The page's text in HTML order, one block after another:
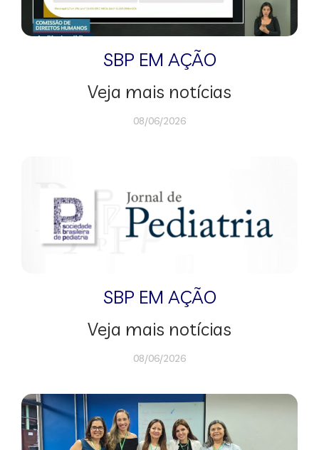
SBP EM AÇÃO
Veja mais notícias
08/06/2026
SBP EM AÇÃO
Veja mais notícias
08/06/2026